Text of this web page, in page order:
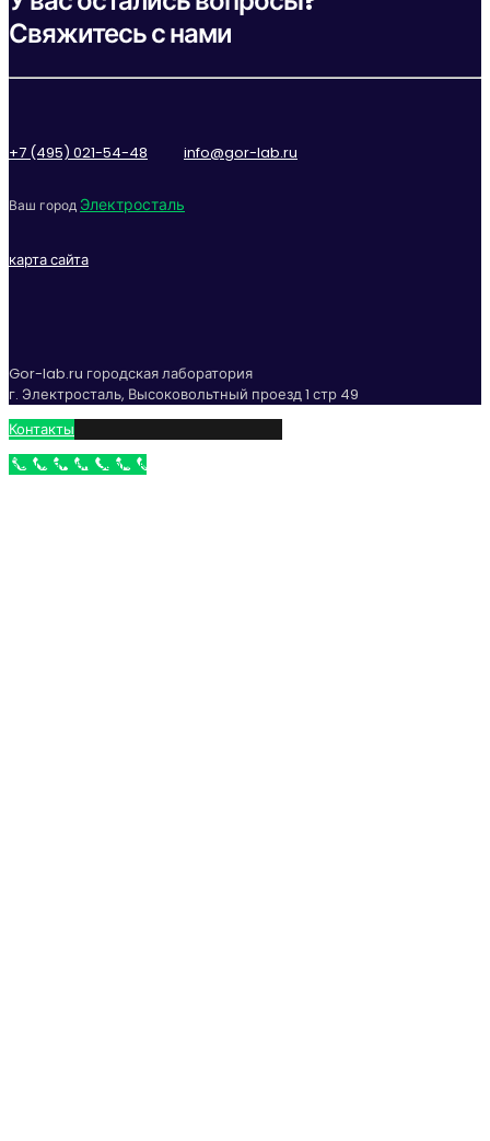
Свяжитесь с нами
+7 (495) 021-54-48 info@gor-lab.ru
Ваш город Электросталь
карта сайта
Gor-lab.ru городская лаборатория
г. Электросталь, Высоковольтный проезд 1 стр 49
Контакты
Бесплатный звонок